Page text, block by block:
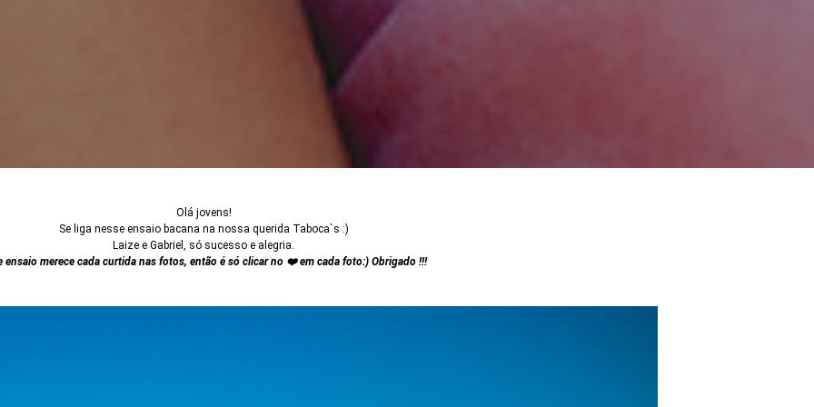
Olá jovens!
Se liga nesse ensaio bacana na nossa querida Taboca`s :)
Laize e Gabriel, só sucesso e alegria.
ensaio merece cada curtida nas fotos, então é só clicar no ❤️ em cada foto:) Obrigado !!!